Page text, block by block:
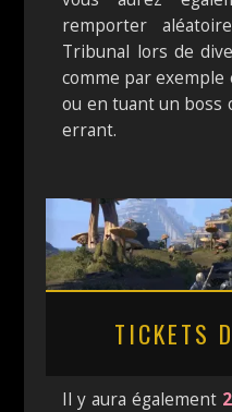
remporter
Tribunal lors de
comme par
ou en tuant un boss
errant.
TICKETS
Il y aura également